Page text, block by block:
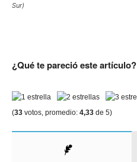
Sur)
¿Qué te pareció este artículo?
(33 votos, promedio: 4,33 de 5)